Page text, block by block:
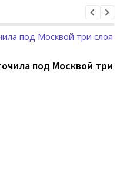
под Москвой три